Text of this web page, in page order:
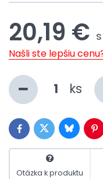
20,19 €
Našli ste lepšiu
ks
FacebookTwitterBluesky
Otázka k produktu